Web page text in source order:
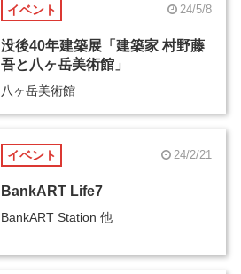
イベント 24/5/8
没後40年建築展「建築家 村野藤
吾と八ヶ岳美術館」
八ヶ岳美術館
イベント 24/2/21
BankART Life7
BankART Station 他